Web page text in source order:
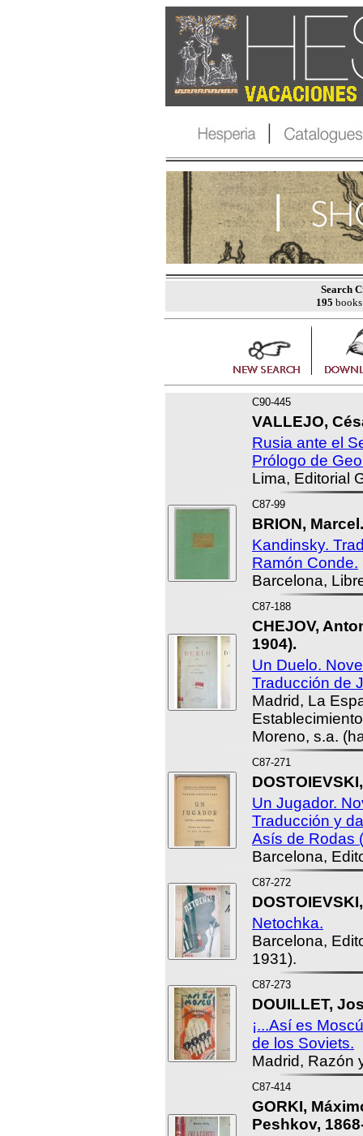
Search
195
C90-445
VALLEJO,
Rusia ante el
Prólogo de
Lima, Editorial
C87-99
BRION, Marcel.
Kandinsky.
Ramón Conde.
Barcelona,
C87-188
CHEJOV,
1904).
Un Duelo.
Traducción de
Madrid, La
Moreno, s.a.
C87-271
Un Jugador.
Traducción y
Asís de Rodas
Barcelona,
C87-272
Netochka.
Barcelona,
1931).
C87-273
DOUILLET,
¡...Así es
de los Soviets.
Madrid, Razón
C87-414
GORKI,
Peshkov,